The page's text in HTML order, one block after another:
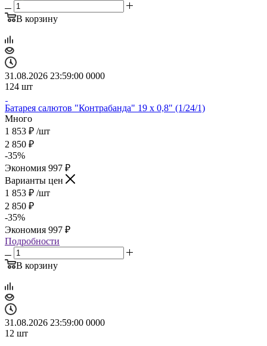
В корзину
31.08.2026 23:59:00 0000
124 шт
Батарея салютов "Контрабанда" 19 х 0,8" (1/24/1)
Много
1 853 ₽ /шт
2 850 ₽
-35%
Экономия 997 ₽
Варианты цен
1 853 ₽ /шт
2 850 ₽
-35%
Экономия 997 ₽
Подробности
В корзину
31.08.2026 23:59:00 0000
12 шт